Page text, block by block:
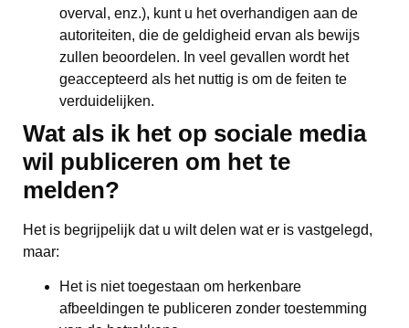
overval, enz.), kunt u het overhandigen aan de
autoriteiten, die de geldigheid ervan als bewijs
zullen beoordelen. In veel gevallen wordt het
geaccepteerd als het nuttig is om de feiten te
verduidelijken.
Wat als ik het op sociale media
wil publiceren om het te
melden?
Het is begrijpelijk dat u wilt delen wat er is vastgelegd,
maar:
Het is niet toegestaan om herkenbare
afbeeldingen te publiceren zonder toestemming